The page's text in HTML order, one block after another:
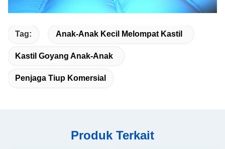
Tag: Anak-Anak Kecil Melompat Kastil
Kastil Goyang Anak-Anak
Penjaga Tiup Komersial
Produk Terkait